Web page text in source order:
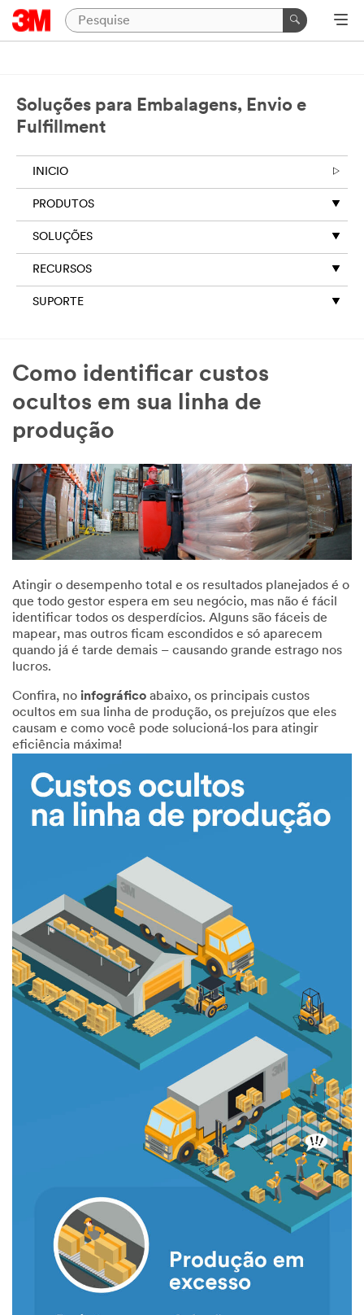
Soluções para Embalagens, Envio e
Fulfillment
INICIO
PRODUTOS
SOLUÇÕES
RECURSOS
SUPORTE
Como identificar custos
ocultos em sua linha de
produção
Atingir o desempenho total e os resultados planejados é o
que todo gestor espera em seu negócio, mas não é fácil
identificar todos os desperdícios. Alguns são fáceis de
mapear, mas outros ficam escondidos e só aparecem
quando já é tarde demais – causando grande estrago nos
lucros.
Confira, no infográfico abaixo, os principais custos
ocultos em sua linha de produção, os prejuízos que eles
causam e como você pode solucioná-los para atingir
eficiência máxima!